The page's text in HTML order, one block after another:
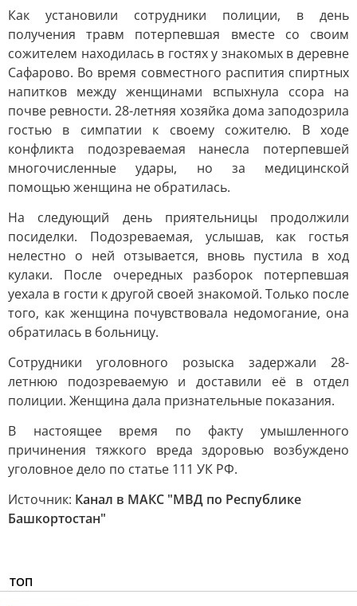
Как установили сотрудники полиции, в день
получения травм потерпевшая вместе со своим
сожителем находилась в гостях у знакомых в деревне
Сафарово. Во время совместного распития спиртных
напитков между женщинами вспыхнула ссора на
почве ревности. 28-летняя хозяйка дома заподозрила
гостью в симпатии к своему сожителю. В ходе
конфликта подозреваемая нанесла потерпевшей
многочисленные удары, но за медицинской
помощью женщина не обратилась.
На следующий день приятельницы продолжили
посиделки. Подозреваемая, услышав, как гостья
нелестно о ней отзывается, вновь пустила в ход
кулаки. После очередных разборок потерпевшая
уехала в гости к другой своей знакомой. Только после
того, как женщина почувствовала недомогание, она
обратилась в больницу.
Сотрудники уголовного розыска задержали 28-
летнюю подозреваемую и доставили её в отдел
полиции. Женщина дала признательные показания.
В настоящее время по факту умышленного
причинения тяжкого вреда здоровью возбуждено
уголовное дело по статье 111 УК РФ.
Источник: Канал в МАКС "МВД по Республике
Башкортостан"
ТОП